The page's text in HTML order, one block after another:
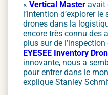
« Vertical Master avait
l’intention d’explorer
drones dans la
encore très connu des
plus sur de
EYESEE Inventory
innovante, nous a
pour entrer dans le
explique Stanley